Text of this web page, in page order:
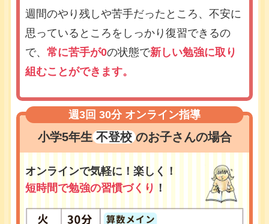
週間のやり残しや苦手だったところ、不安に
思っているところをしっかり復習できるの
で、 常に苦手が0の状態で新しい勉強に取り
組むことができます。
小学5年生 不登校 のお子さんの場合
オンラインで気軽に！楽しく！
短時間で勉強の習慣づくり ！
週3回 30分 オンライン指導